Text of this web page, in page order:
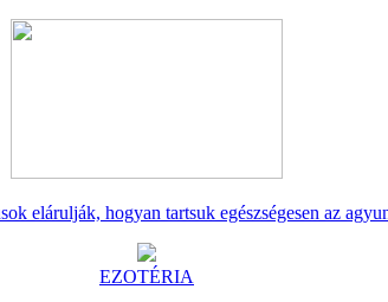
elárulják, hogyan tartsuk egészségesen az
EZOTÉRIA